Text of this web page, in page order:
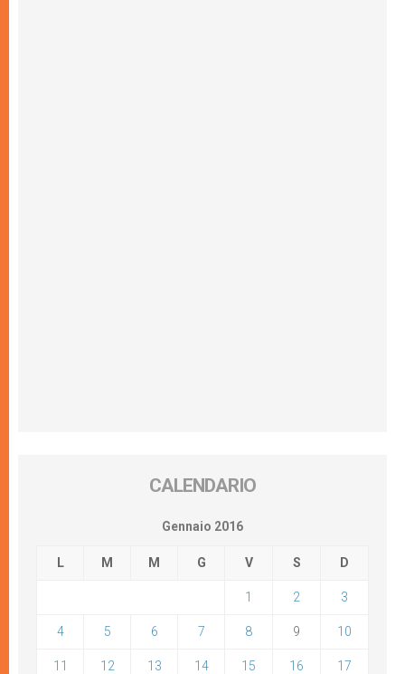
CALENDARIO
Gennaio 2016
L M M G V S D
1 2 3
4 5 6 7 8 9 10
11 12 13 14 15 16 17